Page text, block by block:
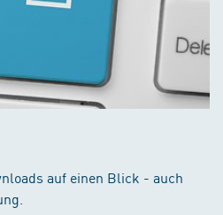
auf einen Blick - auch